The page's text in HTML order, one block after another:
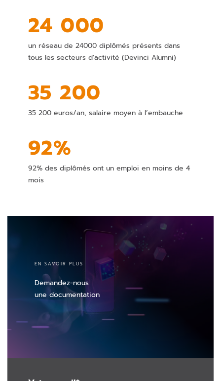
24 000
un réseau de 24000 diplômés présents dans
tous les secteurs d’activité (Devinci Alumni)
35 200
35 200 euros/an, salaire moyen à l’embauche
92%
92% des diplômés ont un emploi en moins de 4
mois
EN SAVOIR PLUS
Demandez-nous
une documentation